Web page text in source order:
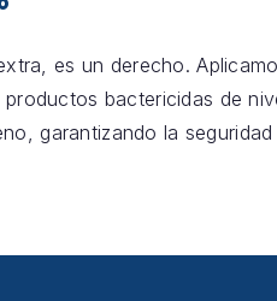
es un derecho.
bactericidas de
garantizando la